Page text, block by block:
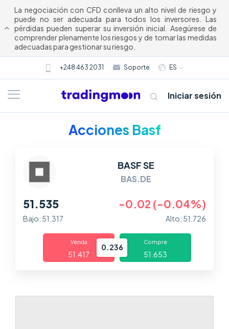
La negociación con CFD conlleva un alto nivel de riesgo y
puede no ser adecuada para todos los inversores. Las
pérdidas pueden superar su inversión inicial. Asegúrese de
comprender plenamente los riesgos y de tomar las medidas
adecuadas para gestionar su riesgo.
+248 463 2031 Soporte ES
Mercados
Iniciar sesión
Acciones Basf
BASF SE
BAS.DE
51.535 -0.02 (-0.04%)
Bajo: 51.317 Alto: 51.726
Venda
51.417
0.236
Compre
51.653